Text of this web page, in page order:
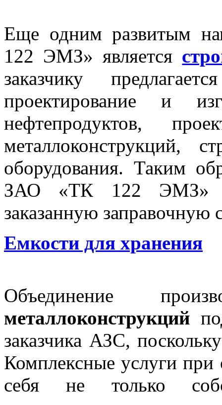
Еще одним развитым
122 ЭМЗ» является
заказчику
проектирование и
нефтепродуктов,
металлоконструкций,
оборудования. Таким
ЗАО «ТК 122 ЭМЗ» с
заказанную
Емкости для хранения
Объединение
металлоконструкций
заказчика АЗС,
Комплексные услуги
себя не только